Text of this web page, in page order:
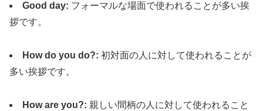
Good day: フォーマルな場面で使われることが多い挨
拶です。
How do you do?: 初対面の人に対して使われることが
多い挨拶です。
How are you?: 親しい間柄の人に対して使われること